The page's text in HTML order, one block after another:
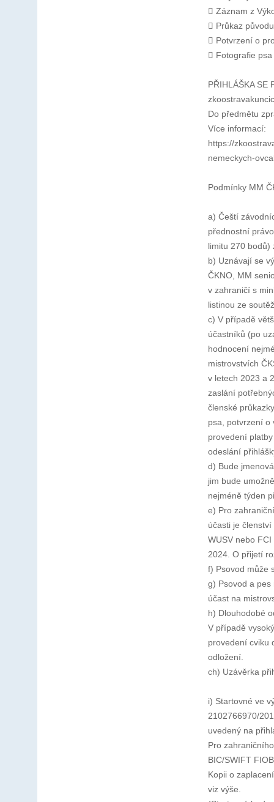
 Záznam z
 Průkaz
 Potvrzení o
 Fotografie
PŘIHLÁŠKA SE
Do předmětu
Více informací:
https://
nemeckych-
Podmínky MM
a) Čeští
přednostní
limitu 270 bodů)
b) Uznávají se
ČKNO, MM
v zahraničí s
listinou ze
c) V případě
účastníků (po
hodnocení
mistrovstvích
v letech 2023 a
zaslání
členské
psa, potvrzení o
provedení
odeslání
d) Bude
jim bude
nejméně týden
e) Pro
účasti je
WUSV nebo
2024. O přijetí
f) Psovod může
g) Psovod a
účast na
h) Dlouhodobé
V případě
provedení cviku
odložení.
ch) Uzávěrka
i) Startovné ve
2102766970/
uvedený na
Pro
BIC/SWIFT
Kopii o
viz výše.